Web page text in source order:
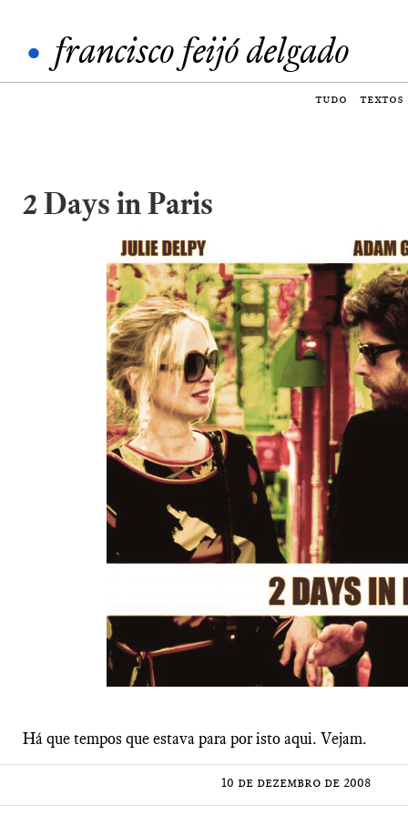
• francisco feijó delgado
tudo textos
2 Days in Paris
Há que tempos que estava para por isto aqui. Vejam.
10 de dezembro de 2008